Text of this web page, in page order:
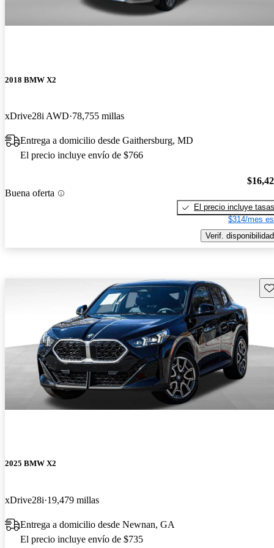
2018 BMW X2
xDrive28i AWD 78,755 millas
Entrega a domicilio desde Gaithersburg, MD
El precio incluye envío de $766
Buena oferta
El precio incluye tasas
$314/mes
Verif. disponibilidad
2025 BMW X2
xDrive28i 19,479 millas
Entrega a domicilio desde Newnan, GA
El precio incluye envío de $735